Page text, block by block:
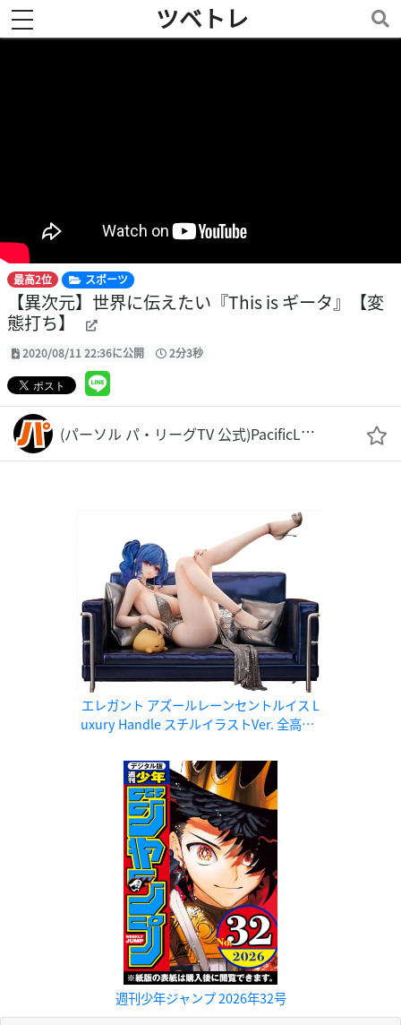
toggle navigation ツベトレ
最高2位 スポーツ
【異次元】世界に伝えたい『This is ギータ』【変
態打ち】
2020/08/11 22:36に公開 2分3秒
(パーソル パ・リーグTV 公式)PacificLeague TV
エレガント アズールレーンセントルイス L
uxury Handle スチルイラストVer. 全高約1
ール塗装済み完成品フィギュア
週刊少年ジャンプ 2026年32号